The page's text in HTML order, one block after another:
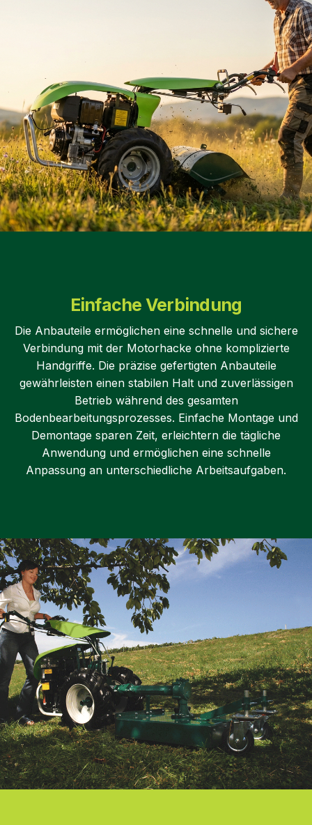
Einfache Verbindung
Die Anbauteile ermöglichen eine schnelle und sichere
Verbindung mit der Motorhacke ohne komplizierte
Handgriffe. Die präzise gefertigten Anbauteile
gewährleisten einen stabilen Halt und zuverlässigen
Betrieb während des gesamten
Bodenbearbeitungsprozesses. Einfache Montage und
Demontage sparen Zeit, erleichtern die tägliche
Anwendung und ermöglichen eine schnelle
Anpassung an unterschiedliche Arbeitsaufgaben.